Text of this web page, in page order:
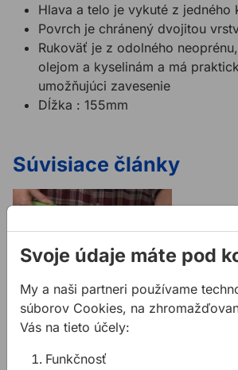
Hlava a telo je vykuté z jedného
Povrch je chránený dvojitou
Rukoväť je z odolného
olejom a kyselinám a má
umožňujúci zavesenie
Dĺžka : 155mm
Súvisiace články
Doťahovanie 6-
hranných skrutiek a
matíc
Potrebujete niečo
Svoje údaje máte pod
My a naši partneri používame
súborov Cookies, na
Vás na tieto účely:
Funkčnosť